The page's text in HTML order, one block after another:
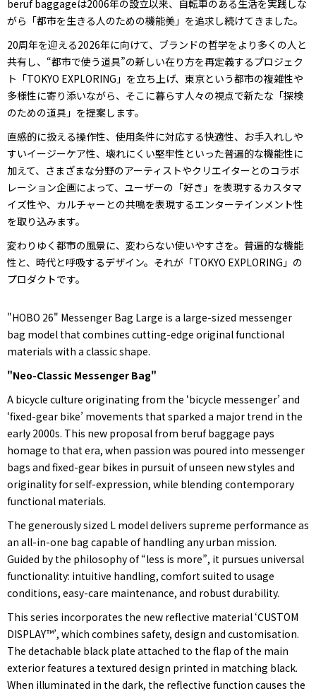
beruf baggageは2006年の設立以来、自転車のある生活を実践しな
がら「都市を生きる人のための機能美」を追求し続けてきました。
20周年を迎える2026年に向けて、ブランドの哲学をより多くの人と
共有し、“都市で使う道具”の新しい在り方を再定義するプロジェク
ト「TOKYO EXPLORING」を立ち上げ、東京という都市の複雑性や
多様性に寄り添いながら、そこに暮らす人々の視点で新たな「探検
のための道具」を提案します。
直感的に扱える操作性、使用条件に対応する快適性、お手入れしや
すいイージーケア性、壊れにくい堅牢性といった普遍的な機能性に
加えて、さまざまな分野のアーティストやクリエイターとのコラボ
レーション企画によって、ユーザーの「好き」を表現するカスタマ
イズ性や、カルチャーとの共鳴を表現するエンターテインメント性
を取り込みます。
変わりゆく都市の風景に、変わらない使いやすさを。普遍的な機能
性と、時代と呼吸するデザイン。それが「TOKYO EXPLORING」の
プロダクトです。
"HOBO 26" Messenger Bag Large is a large-sized messenger
bag model that combines cutting-edge original functional
materials with a classic shape.
"Neo-Classic Messenger Bag"
A bicycle culture originating from the ‘bicycle messenger’ and
‘fixed-gear bike’ movements that sparked a major trend in the
early 2000s. This new proposal from beruf baggage pays
homage to that era, when passion was poured into messenger
bags and fixed-gear bikes in pursuit of unseen new styles and
originality for self-expression, while blending contemporary
functional materials.
The generously sized L model delivers supreme performance as
an all-in-one bag capable of handling any urban mission.
Guided by the philosophy of “less is more”, it pursues universal
functionality: intuitive handling, comfort suited to usage
conditions, easy-care maintenance, and robust durability.
This series incorporates the new reflective material ‘CUSTOM
DISPLAY™’, which combines safety, design and customisation.
The detachable black plate attached to the flap of the main
exterior features a textured design printed in matching black.
When illuminated in the dark, the reflective function causes the